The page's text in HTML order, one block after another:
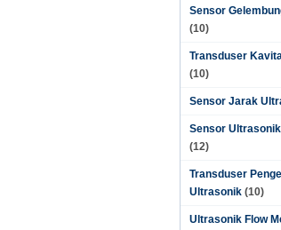
Sensor
(10)
Transduser
(10)
Sensor Jarak
Sensor
(12)
Transduser
Ultrasonik (10)
Ultrasonik Flow